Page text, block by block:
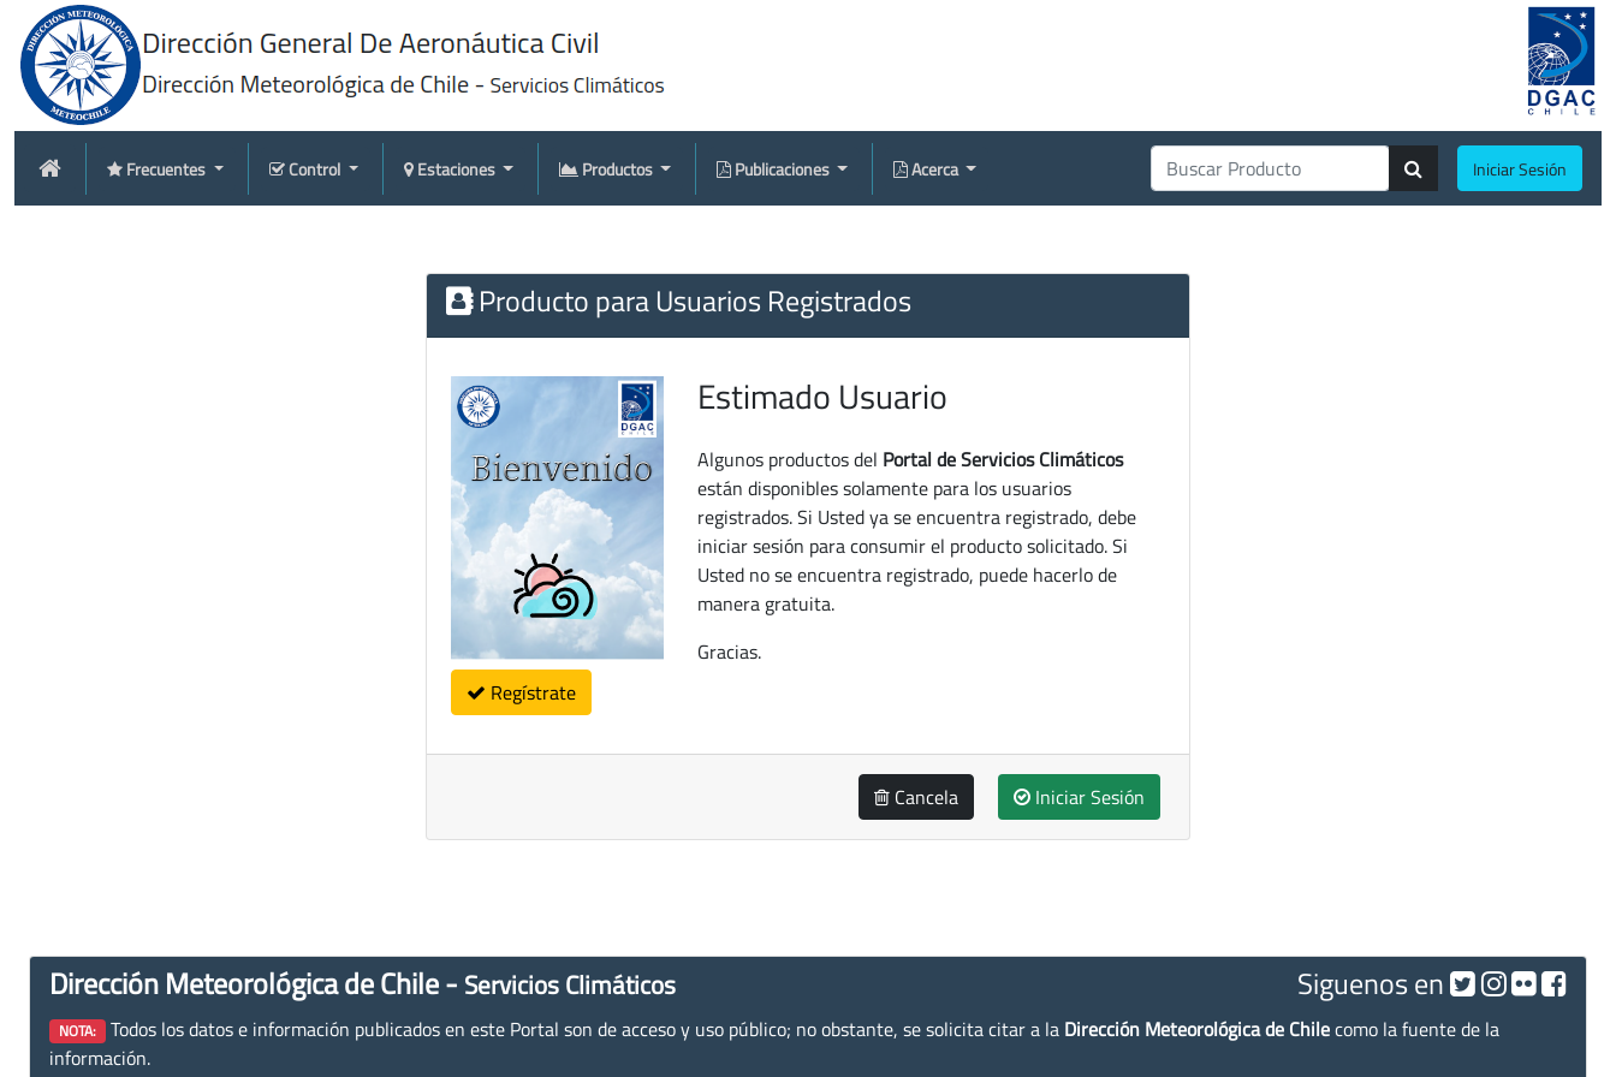
Frecuentes Control Estaciones Productos Publicaciones Acerca Iniciar Sesión
Producto para Usuarios Registrados
Regístrate
Estimado Usuario
Algunos productos del Portal de Servicios Climáticos
están disponibles solamente para los usuarios
registrados. Si Usted ya se encuentra registrado, debe
iniciar sesión para consumir el producto solicitado. Si
Usted no se encuentra registrado, puede hacerlo de
manera gratuita.
Gracias.
Cancela Iniciar Sesión
Dirección Meteorológica de Chile - Servicios Climáticos Siguenos en
NOTA: Todos los datos e información publicados en este Portal son de acceso y uso público; no obstante, se solicita citar a la Dirección Meteorológica de Chilecomo la fuente de la
información.